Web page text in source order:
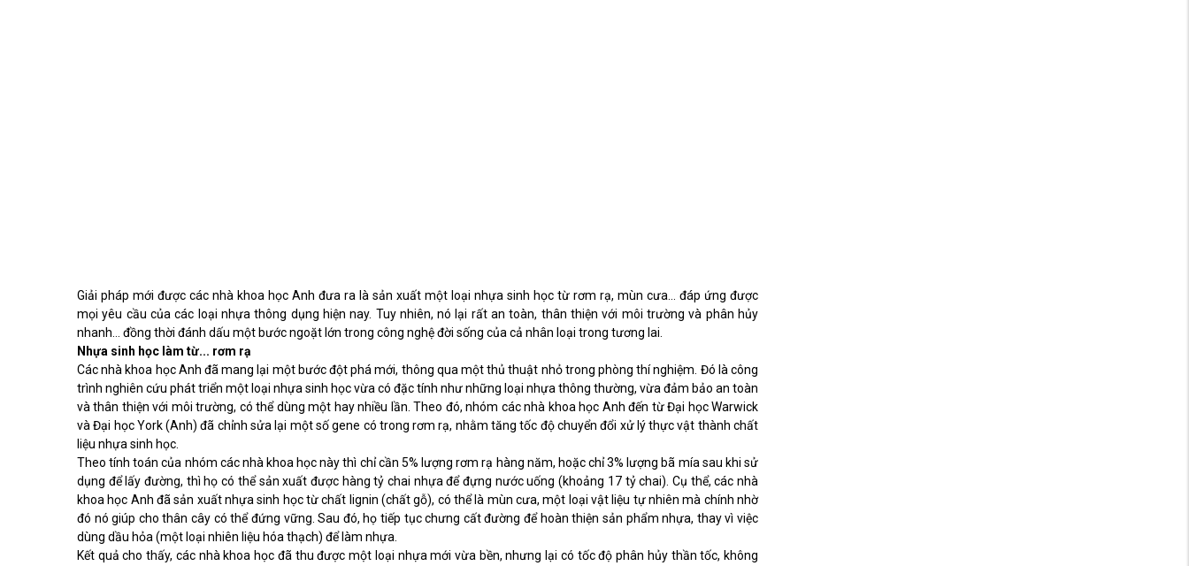
Giải pháp mới được các nhà khoa học Anh đưa ra là sản xuất một loại nhựa sinh học từ rơm rạ, mùn cưa… đáp ứng được
mọi yêu cầu của các loại nhựa thông dụng hiện nay. Tuy nhiên, nó lại rất an toàn, thân thiện với môi trường và phân hủy
nhanh… đồng thời đánh dấu một bước ngoặt lớn trong công nghệ đời sống của cả nhân loại trong tương lai.
Nhựa sinh học làm từ... rơm rạ
Các nhà khoa học Anh đã mang lại một bước đột phá mới, thông qua một thủ thuật nhỏ trong phòng thí nghiệm. Đó là công
trình nghiên cứu phát triển một loại nhựa sinh học vừa có đặc tính như những loại nhựa thông thường, vừa đảm bảo an toàn
và thân thiện với môi trường, có thể dùng một hay nhiều lần. Theo đó, nhóm các nhà khoa học Anh đến từ Đại học Warwick
và Đại học York (Anh) đã chỉnh sửa lại một số gene có trong rơm rạ, nhằm tăng tốc độ chuyển đổi xử lý thực vật thành chất
liệu nhựa sinh học.
Theo tính toán của nhóm các nhà khoa học này thì chỉ cần 5% lượng rơm rạ hàng năm, hoặc chỉ 3% lượng bã mía sau khi sử
dụng để lấy đường, thì họ có thể sản xuất được hàng tỷ chai nhựa để đựng nước uống (khoảng 17 tỷ chai). Cụ thể, các nhà
khoa học Anh đã sản xuất nhựa sinh học từ chất lignin (chất gỗ), có thể là mùn cưa, một loại vật liệu tự nhiên mà chính nhờ
đó nó giúp cho thân cây có thể đứng vững. Sau đó, họ tiếp tục chưng cất đường để hoàn thiện sản phẩm nhựa, thay vì việc
dùng dầu hỏa (một loại nhiên liệu hóa thạch) để làm nhựa.
Kết quả cho thấy, các nhà khoa học đã thu được một loại nhựa mới vừa bền, nhưng lại có tốc độ phân hủy thần tốc, không